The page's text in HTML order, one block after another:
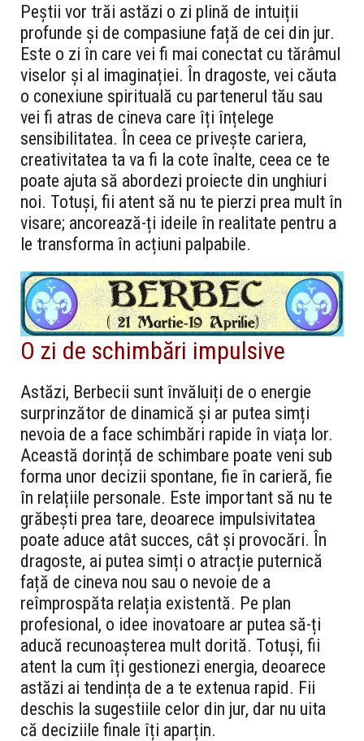
Peștii vor trăi astăzi o zi plină de intuiții
profunde și de compasiune față de cei din jur.
Este o zi în care vei fi mai conectat cu tărâmul
viselor și al imaginației. În dragoste, vei căuta
o conexiune spirituală cu partenerul tău sau
vei fi atras de cineva care îți înțelege
sensibilitatea. În ceea ce privește cariera,
creativitatea ta va fi la cote înalte, ceea ce te
poate ajuta să abordezi proiecte din unghiuri
noi. Totuși, fii atent să nu te pierzi prea mult în
visare; ancorează-ți ideile în realitate pentru a
le transforma în acțiuni palpabile.
O zi de schimbări impulsive
Astăzi, Berbecii sunt învăluiți de o energie
surprinzător de dinamică și ar putea simți
nevoia de a face schimbări rapide în viața lor.
Această dorință de schimbare poate veni sub
forma unor decizii spontane, fie în carieră, fie
în relațiile personale. Este important să nu te
grăbești prea tare, deoarece impulsivitatea
poate aduce atât succes, cât și provocări. În
dragoste, ai putea simți o atracție puternică
față de cineva nou sau o nevoie de a
reîmprospăta relația existentă. Pe plan
profesional, o idee inovatoare ar putea să-ți
aducă recunoașterea mult dorită. Totuși, fii
atent la cum îți gestionezi energia, deoarece
astăzi ai tendința de a te extenua rapid. Fii
deschis la sugestiile celor din jur, dar nu uita
că deciziile finale îți aparțin.